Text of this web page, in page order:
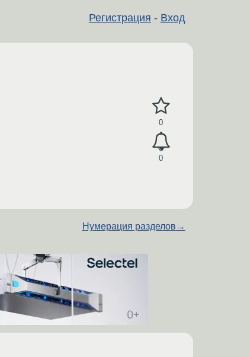
Регистрация - Вход
0
0
Нумерация разделов →